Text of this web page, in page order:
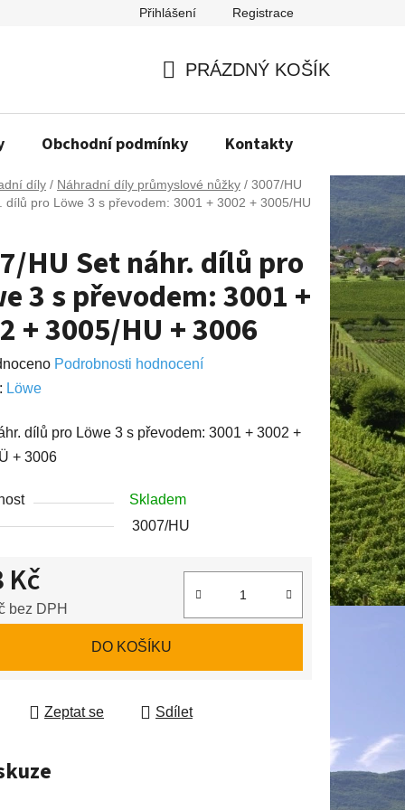
Přihlášení Registrace
KOŠÍK
PRÁZDNÝ KOŠÍK
Obchodní podmínky Kontakty
díly / Náhradní díly průmyslové nůžky / 3007/HU
dílů pro Löwe 3 s převodem: 3001 + 3002 + 3005/HU
HU Set náhr. dílů pro
3 s převodem: 3001 +
+ 3005/HU + 3006
Podrobnosti hodnocení
Lӧwe
dílů pro Löwe 3 s převodem: 3001 + 3002 +
+ 3006
Skladem
3007/HU
Kč
bez DPH
DO KOŠÍKU
Zeptat se Sdílet